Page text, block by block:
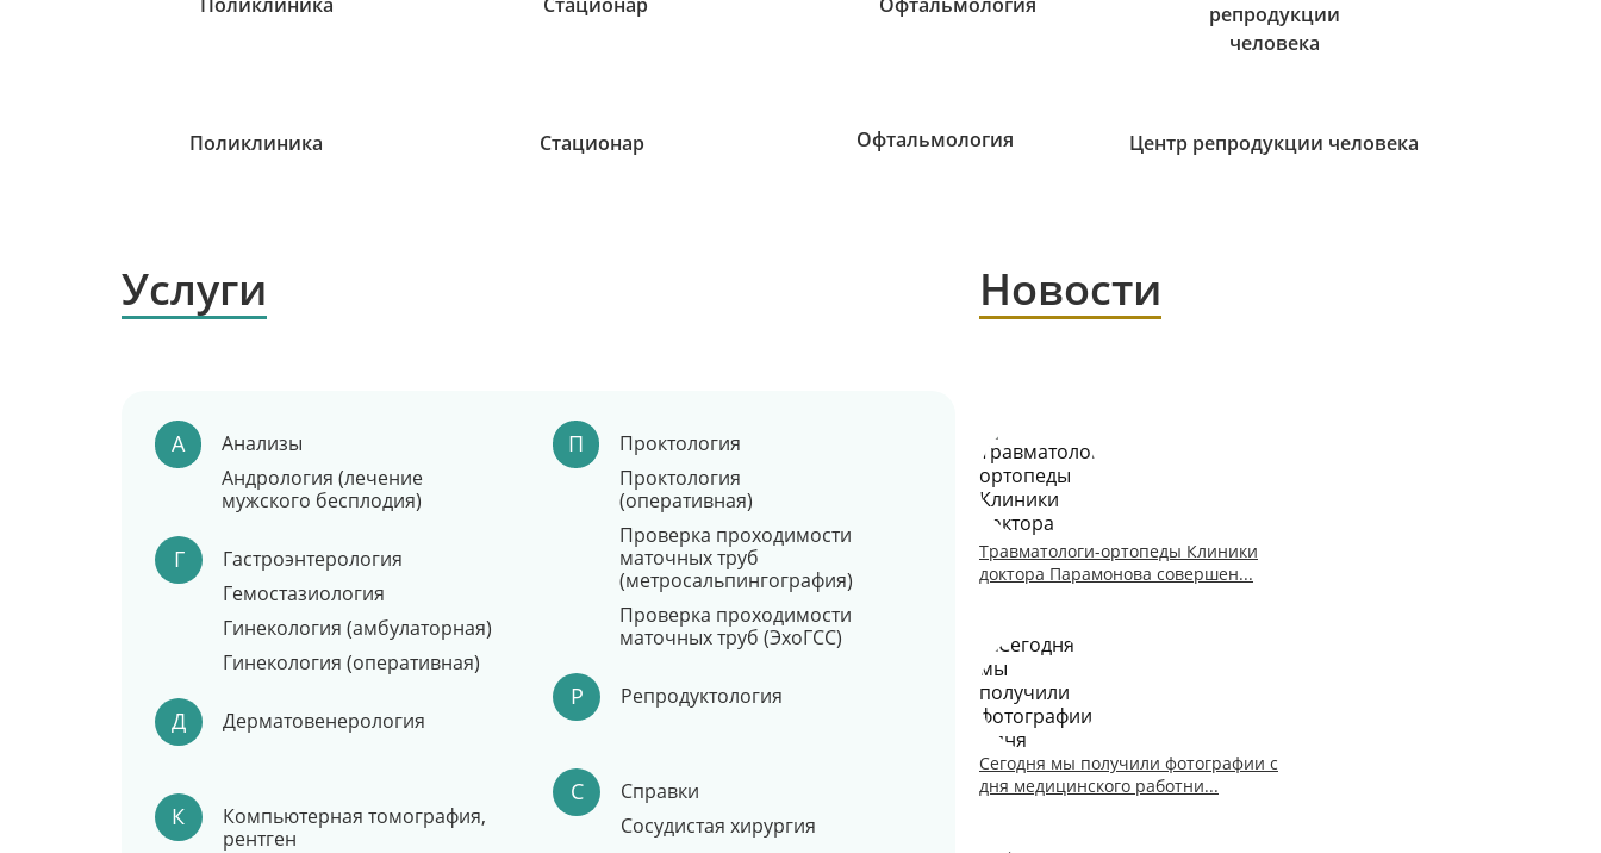
Поликлиника Стационар Офтальмология Центр репродукции человека
Услуги
А
Анализы
Андрология (лечение
мужского бесплодия)
Г
Гастроэнтерология
Гемостазиология
Гинекология (амбулаторная)
Гинекология (оперативная)
Д Дерматовенерология
К
Компьютерная томография,
рентген
П
Проктология
Проктология
(оперативная)
Проверка проходимости
маточных труб
(метросальпингография)
Проверка проходимости
маточных труб (ЭхоГСС)
Р Репродуктология
С
Справки
Сосудистая хирургия
Новости
Травматологи-ортопеды Клиники
доктора Парамонова совершен...
Сегодня мы получили фотографии с
дня медицинского работни...